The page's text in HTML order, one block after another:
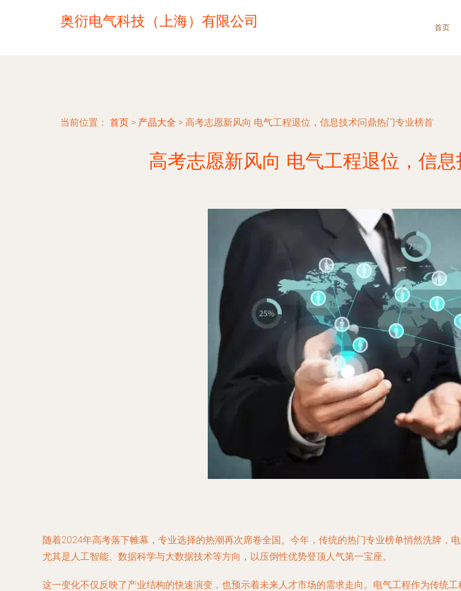
奥衍电气科技（上海）有限公司 首页
当前位置： 首页 > 产品大全 > 高考志愿新风向 电气工程退位，信息技术问鼎热门专业榜首
高考志愿新风向 电气工程退位，信
随着2024年高考落下帷幕，专业选择的热潮再次席卷全国。今年，传统的热门专业榜单悄然洗牌，
尤其是人工智能、数据科学与大数据技术等方向，以压倒性优势登顶人气第一宝座。
这一变化不仅反映了产业结构的快速演变，也预示着未来人才市场的需求走向。电气工程作为传统